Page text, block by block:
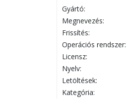
Gyártó:
Megnevezés:
Frissítés:
Operációs rendszer:
Licensz:
Nyelv:
Letöltések:
Kategória: